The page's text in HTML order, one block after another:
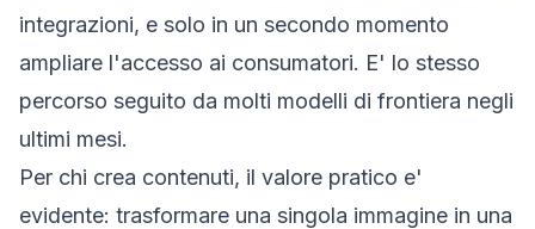
integrazioni, e solo in un secondo momento
ampliare l'accesso ai consumatori. E' lo stesso
percorso seguito da molti modelli di frontiera negli
ultimi mesi.
Per chi crea contenuti, il valore pratico e'
evidente: trasformare una singola immagine in una